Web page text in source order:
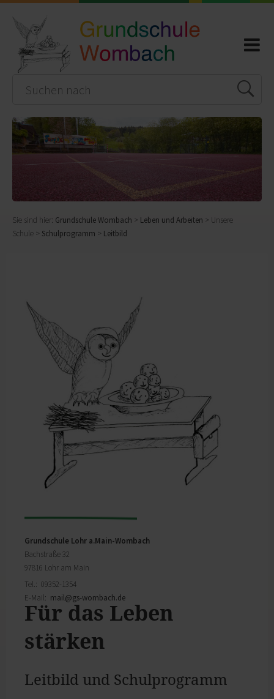
Sie sind hier: Grundschule Wombach > Leben und Arbeiten > Unsere
Schule > Schulprogramm > Leitbild
Grundschule Lohr a.Main-Wombach
Bachstraße 32
97816 Lohr am Main
Tel.: 09352-1354
E-Mail: mail@gs-wombach.de
Für das Leben
stärken
Leitbild und Schulprogramm